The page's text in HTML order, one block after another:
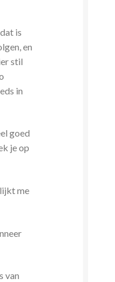
is
en
stil
in
goed
je op
me
van